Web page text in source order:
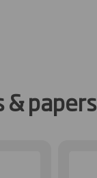
papers